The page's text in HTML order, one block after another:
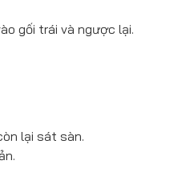
gối trái và ngược lại.
lại sát sàn.